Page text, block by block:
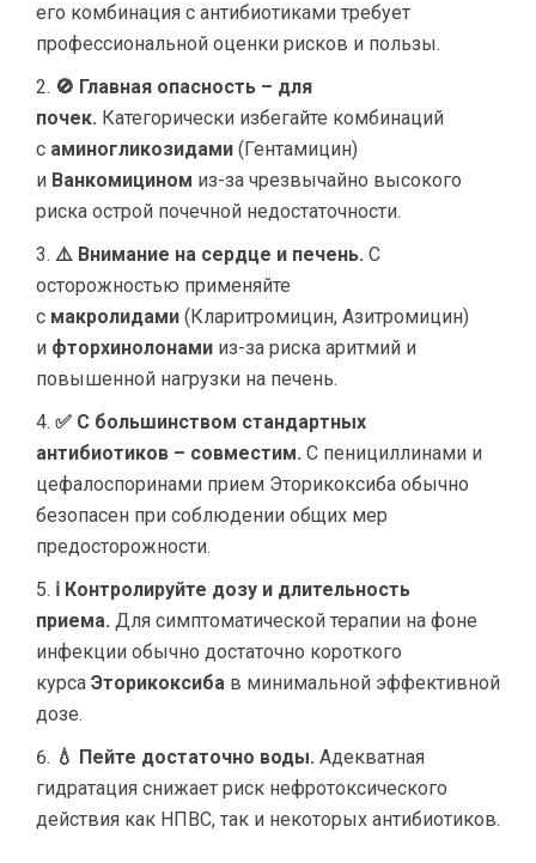
его комбинация с антибиотиками требует
профессиональной оценки рисков и пользы.
🚫 Главная опасность – для
почек. Категорически избегайте комбинаций
с аминогликозидами (Гентамицин)
и Ванкомицином из-за чрезвычайно высокого
риска острой почечной недостаточности.
⚠️ Внимание на сердце и печень. С
осторожностью применяйте
с макролидами (Кларитромицин, Азитромицин)
и фторхинолонами из-за риска аритмий и
повышенной нагрузки на печень.
✅ С большинством стандартных
антибиотиков – совместим. С пенициллинами и
цефалоспоринами прием Эторикоксиба обычно
безопасен при соблюдении общих мер
предосторожности.
ℹ Контролируйте дозу и длительность
приема. Для симптоматической терапии на фоне
инфекции обычно достаточно короткого
курса Эторикоксиба в минимальной эффективной
дозе.
💧 Пейте достаточно воды. Адекватная
гидратация снижает риск нефротоксического
действия как НПВС, так и некоторых антибиотиков.